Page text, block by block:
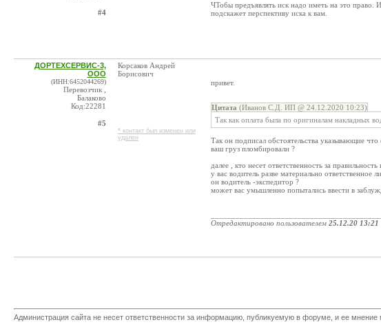
#4
ЧТобы предъявлять иск надо иметь на это
подскажет перспективу иска к вам.
ДОРТЕХСЕРВИС-3,
ООО
(ИНН:6452044269)
Перевозчик ,
Балаково
Код:22281
#5
Корсаков Андрей
Борисович
* контакт был изменен или
удален
привет.
Цитата (Иванов С.Д. ИП @ 24.12.2020 10:23)
Так как оплата была по оригиналам накладных
Так он подписал обстоятельства указывающие
ваш груз пломбировали ?
далее , кто несет ответственность за
у вас водитель разве материально ответственное
он водитель -экспедитор ?
может вас умышленно попытались ввести в
Отредактировано пользователем 25.12.20 13:21
Администрация сайта не несет ответственности за информацию, публикуемую в форуме, и ее